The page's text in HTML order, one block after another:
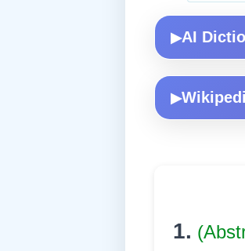
▶AI
▶
1.